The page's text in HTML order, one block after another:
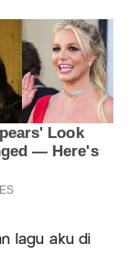
lagu aku di